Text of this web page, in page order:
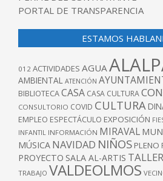
PORTAL DE TRANSPARENCIA
ESTAMOS
012 ACTIVIDADES AGUA
AMBIENTAL ATENCIÓN
BIBLIOTECACASA CASA CULTURA
CONSULTORIO COVID CULTURA
EMPLEO ESPECTÁCULO EXPOSICIÓN
INFANTIL INFORMACIÓN MIRAVAL
MÚSICA NAVIDAD NIÑOS PLENO
PROYECTO SALA AL-ARTIS TALLER
TRABAJO VALDEOLMOS